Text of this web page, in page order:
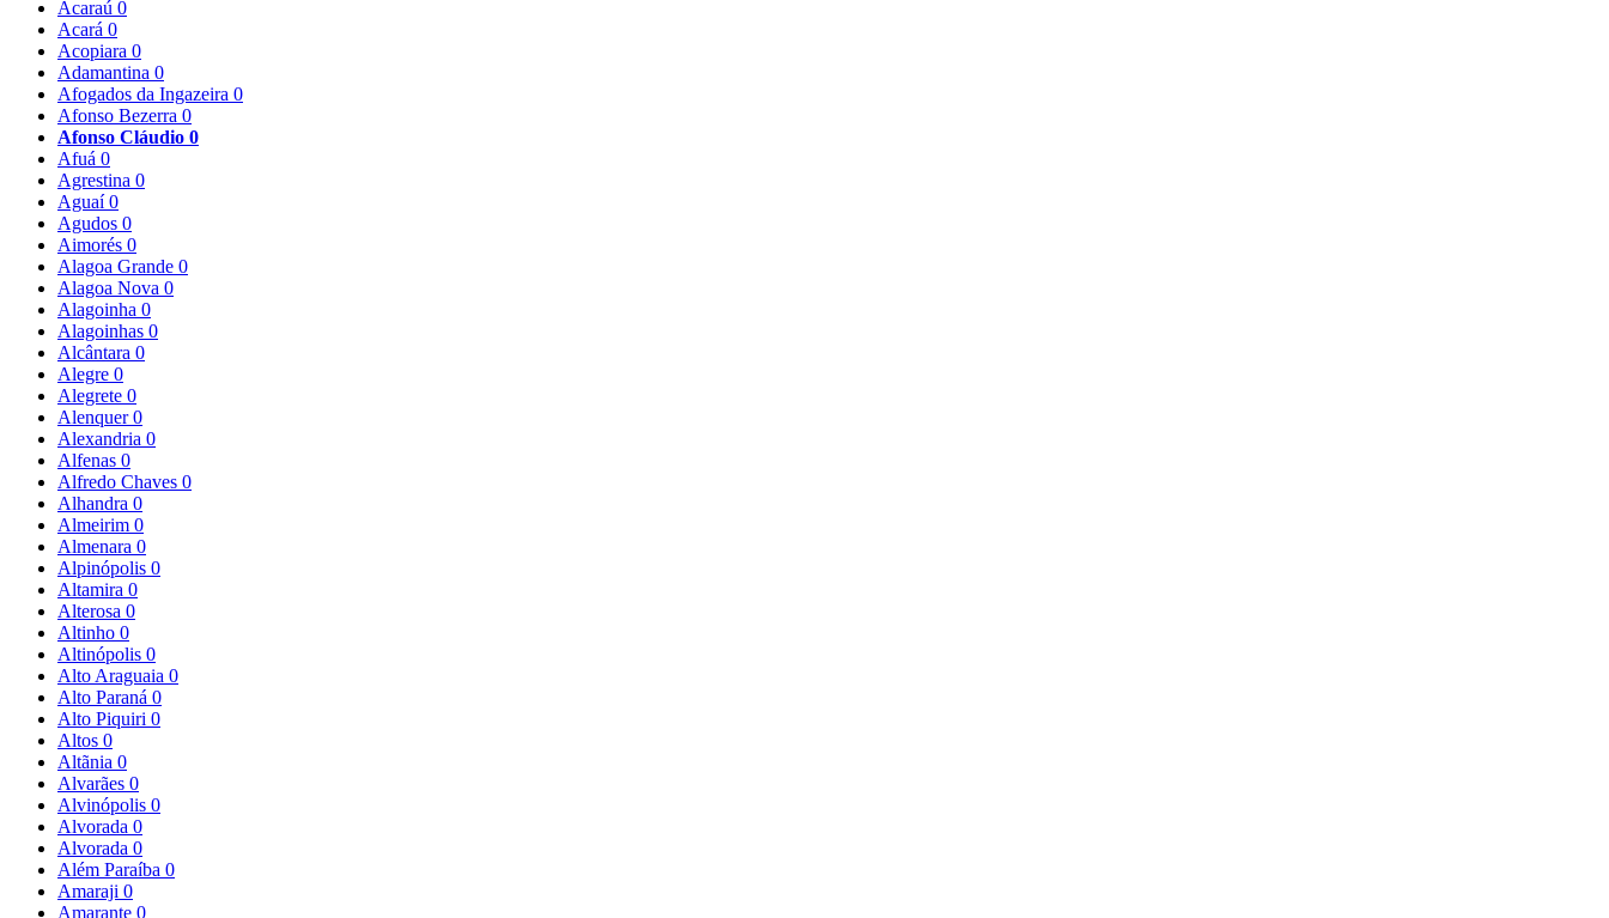
Acaraú 0
Acará 0
Acopiara 0
Adamantina 0
Afogados da Ingazeira 0
Afonso Bezerra 0
Afonso Cláudio 0
Afuá 0
Agrestina 0
Aguaí0
Agudos 0
Aimorés 0
Alagoa Grande 0
Alagoa Nova 0
Alagoinha 0
Alagoinhas 0
Alcântara 0
Alegre 0
Alegrete 0
Alenquer0
Alexandria 0
Alfenas 0
Alfredo Chaves 0
Alhandra 0
Almeirim 0
Almenara 0
Alpinópolis 0
Altamira 0
Alterosa 0
Altinho 0
Altinópolis 0
Alto Araguaia 0
Alto Paraná 0
Alto Piquiri 0
Altos 0
Altãnia 0
Alvarães 0
Alvinópolis 0
Alvorada 0
Alvorada 0
Além Paraíba 0
Amaraji 0
Amarante 0